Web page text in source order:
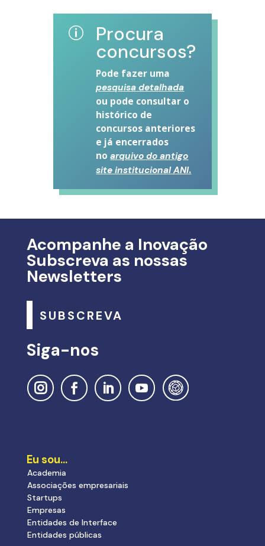
p Procura
concursos?
Pode fazer uma
pesquisa detalhada
ou pode consultar o
histórico de
concursos anteriores
e já encerrados
noarquivo do antigo
site institucional ANI.
Acompanhe a Inovação
Subscreva as nossas
Newsletters
SUBSCREVA
Siga-nos
Eu sou…
Academia
Associações empresariais
Startups
Empresas
Entidades de Interface
Entidades públicas